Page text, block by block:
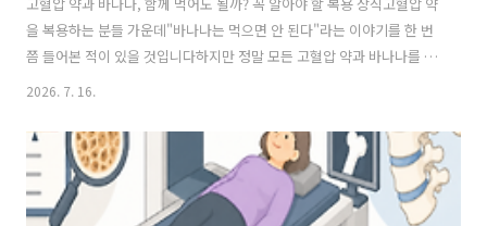
을 복용하는 분들 가운데"바나나는 먹으면 안 된다"라는 이야기를 한 번
쯤 들어본 적이 있을 것입니다하지만 정말 모든 고혈압 약과 바나나를 함
음식 섭취에 주의가 필요할 수 있습니다오늘은 고혈압 약과 바나나의 관
계를 쉽게 알아보겠습니다왜 바나나가 자주 언급될까요?바나나는 칼륨
이 풍부한 과일입니다칼륨은 몸속 나트륨 배출을 돕고 혈압 조절에도 중
요한 역할을 합니다그래서 건강한 사람에게는 도움이 되는 경우가 많습
2026. 7. 16.